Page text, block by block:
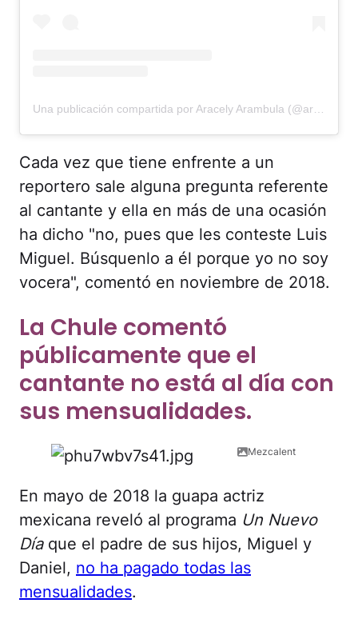
Una publicación compartida por Aracely Arambula (@aracelyarambula)
Cada vez que tiene enfrente a un
reportero sale alguna pregunta referente
al cantante y ella en más de una ocasión
ha dicho "no, pues que les conteste Luis
Miguel. Búsquenlo a él porque yo no soy
vocera", comentó en noviembre de 2018.
La Chule comentó
públicamente que el
cantante no está al día con
sus mensualidades.
Mezcalent
En mayo de 2018 la guapa actriz
mexicana reveló al programa Un Nuevo
Díaque el padre de sus hijos, Miguel y
Daniel, no ha pagado todas las
mensualidades.